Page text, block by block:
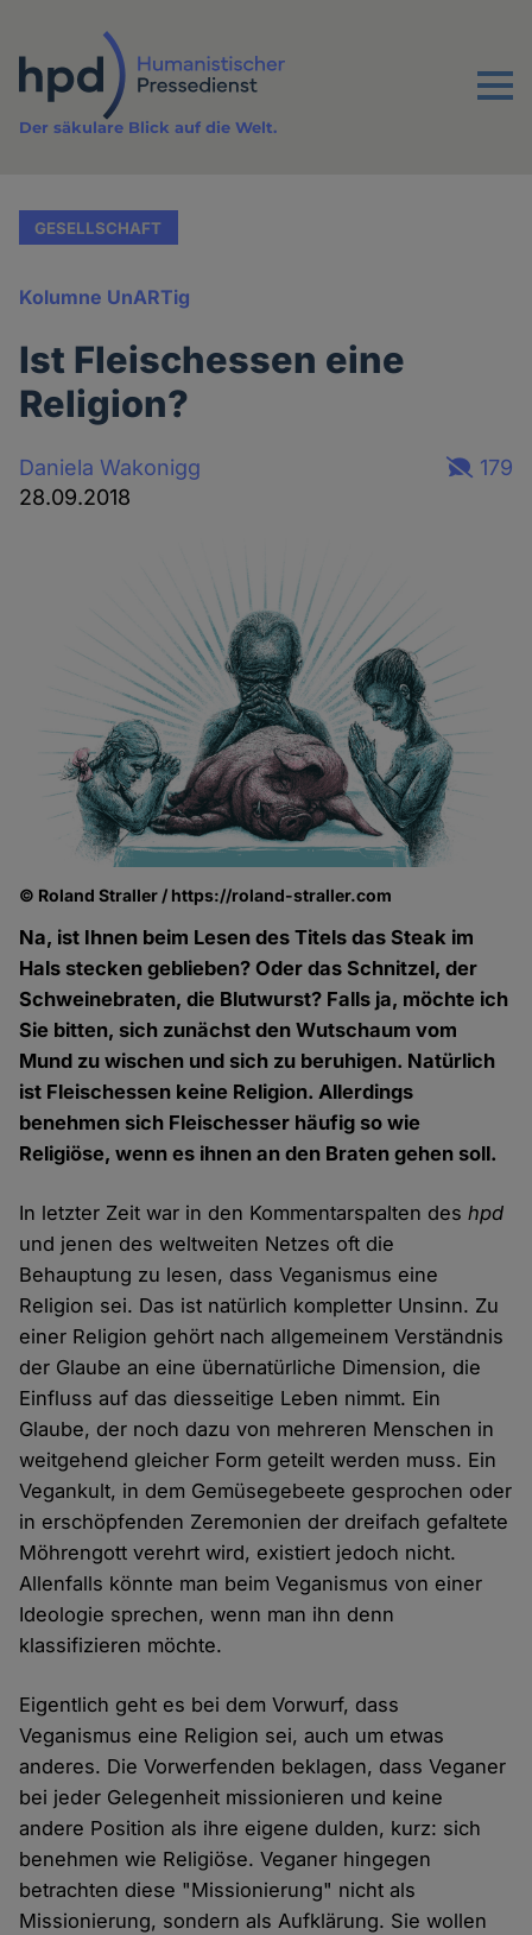
Inhalt
Menu
Der säkulare Blick auf die Welt.
GESELLSCHAFT
Kolumne UnARTig
Ist Fleischessen eine
Religion?
Daniela Wakonigg
28.09.2018
179
© Roland Straller / https://roland-straller.com
Na, ist Ihnen beim Lesen des Titels das Steak im
Hals stecken geblieben? Oder das Schnitzel, der
Schweinebraten, die Blutwurst? Falls ja, möchte ich
Sie bitten, sich zunächst den Wutschaum vom
Mund zu wischen und sich zu beruhigen. Natürlich
ist Fleischessen keine Religion. Allerdings
benehmen sich Fleischesser häufig so wie
Religiöse, wenn es ihnen an den Braten gehen soll.
In letzter Zeit war in den Kommentarspalten deshpd
und jenen des weltweiten Netzes oft die
Behauptung zu lesen, dass Veganismus eine
Religion sei. Das ist natürlich kompletter Unsinn. Zu
einer Religion gehört nach allgemeinem Verständnis
der Glaube an eine übernatürliche Dimension, die
Einfluss auf das diesseitige Leben nimmt. Ein
Glaube, der noch dazu von mehreren Menschen in
weitgehend gleicher Form geteilt werden muss. Ein
Vegankult, in dem Gemüsegebeete gesprochen oder
in erschöpfenden Zeremonien der dreifach gefaltete
Möhrengott verehrt wird, existiert jedoch nicht.
Allenfalls könnte man beim Veganismus von einer
Ideologie sprechen, wenn man ihn denn
klassifizieren möchte.
Eigentlich geht es bei dem Vorwurf, dass
Veganismus eine Religion sei, auch um etwas
anderes. Die Vorwerfenden beklagen, dass Veganer
bei jeder Gelegenheit missionieren und keine
andere Position als ihre eigene dulden, kurz: sich
benehmen wie Religiöse. Veganer hingegen
betrachten diese "Missionierung" nicht als
Missionierung, sondern als Aufklärung. Sie wollen